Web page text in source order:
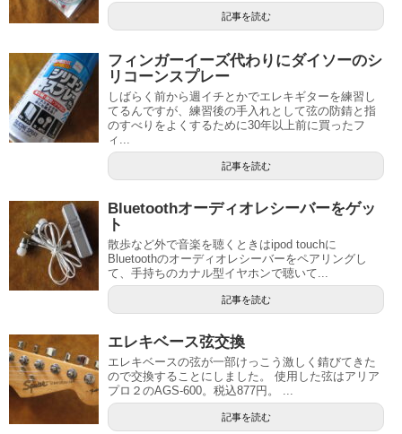
記事を読む
フィンガーイーズ代わりにダイソーのシ
リコーンスプレー
しばらく前から週イチとかでエレキギターを練習し
てるんですが、練習後の手入れとして弦の防錆と指
のすべりをよくするために30年以上前に買ったフ
ィ...
記事を読む
Bluetoothオーディオレシーバーをゲッ
ト
散歩など外で音楽を聴くときはipod touchに
Bluetoothのオーディオレシーバーをペアリングし
て、手持ちのカナル型イヤホンで聴いて...
記事を読む
エレキベース弦交換
エレキベースの弦が一部けっこう激しく錆びてきた
ので交換することにしました。 使用した弦はアリア
プロ２のAGS-600。税込877円。 ...
記事を読む